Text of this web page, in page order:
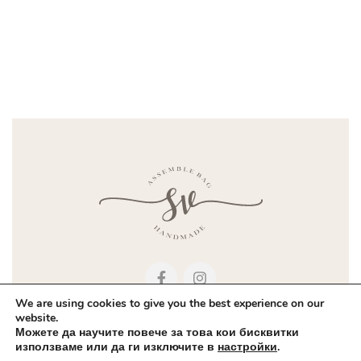
Политика на поверителност |Бисквитки|Условия за доставка
Контакти
We are using cookies to give you the best experience on our
website.
Можете да научите повече за това кои бисквитки
използваме или да ги изключите в настройки.